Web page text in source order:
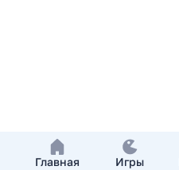
Главная Игры